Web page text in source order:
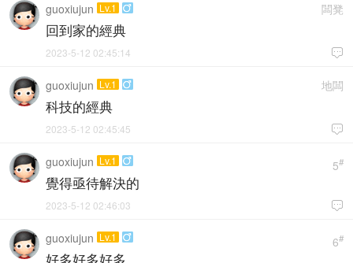
闆凳
guoxiujun Lv.1 
回到家的經典

2023-5-12 02:45:14
地闆
guoxiujun Lv.1 
科技的經典

2023-5-12 02:45:45
5#
guoxiujun Lv.1 
覺得亟待解決的

2023-5-12 02:46:03
6#
guoxiujun Lv.1 
好多好多好多